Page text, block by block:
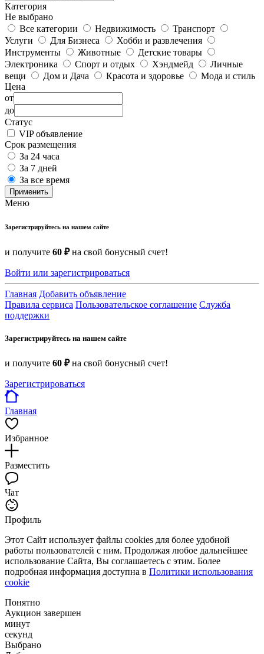
Категория
Не выбрано
Все категории
Недвижимость
Транспорт
Услуги
Для Бизнеса
Хобби и развлечения
Инструменты
Животные
Детские товары
Электроника
Спорт и отдых Хэндмейд
Личные
вещи
Дом и Дача Красота и здоровье
Мода и стиль
Цена
от
до
Статус
VIP объявление
Срок размещения
За 24 часа
За 7 дней
За все время
Применить
Меню
Зарегистрируйтесь на нашем сайте
и получите 60 ₽на свой бонусный счет!
Войти или зарегистрироваться
Главная Добавить объявление
Правила сервиса Пользовательское соглашение Служба
поддержки
Зарегистрируйтесь на нашем сайте
и получите 60 ₽на свой бонусный счет!
Зарегистрироваться
Главная
Избранное
Разместить
Чат
Профиль
Этот Сайт использует файлы cookies для более удобной
работы пользователей с ним. Продолжая любое дальнейшее
использование Сайта, Вы соглашаетесь с этим. Более
подробная информация доступна в Политики использования
cookie
Понятно
Аукцион завершен
минут
секунд
Выбрано